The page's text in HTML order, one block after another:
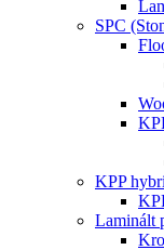
SPC
KPP
Laminált